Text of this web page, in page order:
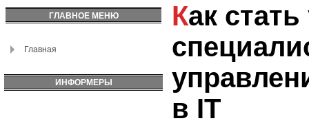
ГЛАВНОЕ МЕНЮ
Главная
ИНФОРМЕРЫ
Как стать успешным
в IT